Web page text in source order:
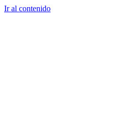
Ir al contenido